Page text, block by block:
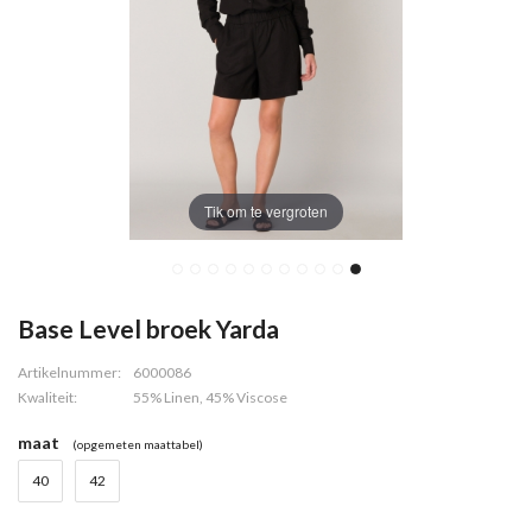
Tik om te vergroten
Base Level broek Yarda
Artikelnummer:
6000086
Kwaliteit:
55% Linen, 45% Viscose
maat (opgemeten maattabel)
40 42